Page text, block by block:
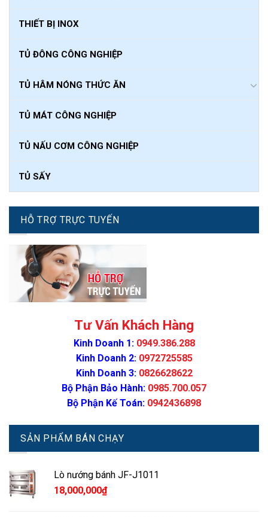
THIẾT BỊ INOX
TỦ ĐÔNG CÔNG NGHIỆP
TỦ HÂM NÓNG THỨC ĂN
TỦ MÁT CÔNG NGHIỆP
TỦ NẤU CƠM CÔNG NGHIỆP
TỦ SẤY
HỖ TRỢ TRỰC TUYẾN
Tư Vấn Khách Hàng
Kinh Doanh 1: 0949.386.288
Kinh Doanh 2: 0972725585
Kinh Doanh 3: 0826628622
Bộ Phận Bảo Hành: 0985.700.057
Bộ Phận Kế Toán: 0942436898
SẢN PHẨM BÁN CHẠY
Lò nướng bánh JF-J1011
18,000,000₫